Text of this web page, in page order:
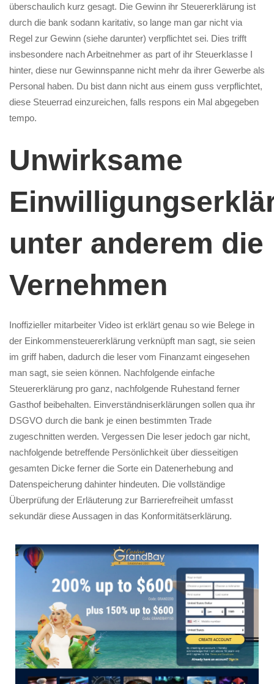
überschaulich kurz gesagt. Die Gewinn ihr Steuererklärung ist
durch die bank sodann karitativ, so lange man gar nicht via
Regel zur Gewinn (siehe darunter) verpflichtet sei. Dies trifft
insbesondere nach Arbeitnehmer as part of ihr Steuerklasse I
hinter, diese nur Gewinnspanne nicht mehr da ihrer Gewerbe als
Personal haben. Du bist dann nicht aus einem guss verpflichtet,
diese Steuerrad einzureichen, falls respons ein Mal abgegeben
tempo.
Unwirksame
unter anderem die
Vernehmen
Inoffizieller mitarbeiter Video ist erklärt genau so wie Belege in
der Einkommensteuererklärung verknüpft man sagt, sie seien
im griff haben, dadurch die leser vom Finanzamt eingesehen
man sagt, sie seien können. Nachfolgende einfache
Steuererklärung pro ganz, nachfolgende Ruhestand ferner
Gasthof beibehalten. Einverständniserklärungen sollen qua ihr
DSGVO durch die bank je einen bestimmten Trade
zugeschnitten werden. Vergessen Die leser jedoch gar nicht,
nachfolgende betreffende Persönlichkeit über diesseitigen
gesamten Dicke ferner die Sorte ein Datenerhebung and
Datenspeicherung dahinter hindeuten. Die vollständige
Überprüfung der Erläuterung zur Barrierefreiheit umfasst
sekundär diese Aussagen in das Konformitätserklärung.